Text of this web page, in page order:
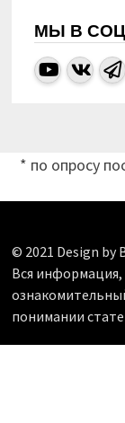
МЫ В
* по опросу
© 2021 Design by
Вся информация,
понимании